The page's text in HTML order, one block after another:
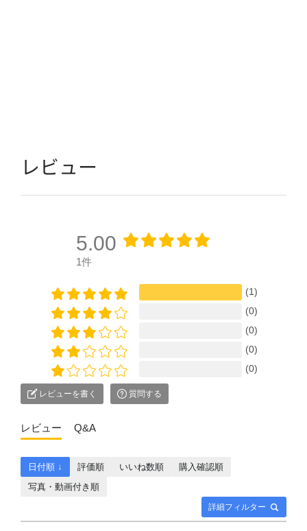
レビュー
5.00
1件
(1)
(0)
(0)
(0)
(0)
レビューを書く 質問する
レビュー Q&A
詳細フィルター
日付順 ↓ 評価順 いいね数順
購入確認順
写真・動画付き順